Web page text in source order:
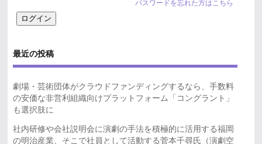
パスワードを忘れた方はこちら
最近の投稿
劇場・芸術団体がクラウドファンディングするなら、手数料
の安価な非営利組織向けプラットフォーム「コングラント」
も選択肢に
社内研修や会社説明会に演劇の手法を積極的に活用する福岡
の明治産業、そこで社員として活動する菅本千尋氏（演劇空